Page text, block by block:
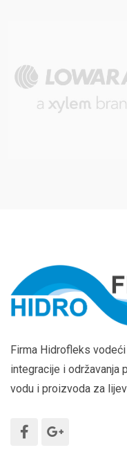
Firma Hidrofleks
integracije i održavanja
vodu i proizvoda za